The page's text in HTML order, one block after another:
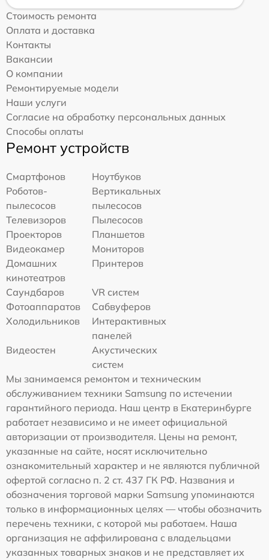
Стоимость ремонта
Оплата и доставка
Контакты
Вакансии
О компании
Ремонтируемые модели
Наши услуги
Согласие на обработку персональных данных
Способы оплаты
Ремонт устройств
Смартфонов
Ноутбуков
Роботов-
пылесосов
Вертикальных
пылесосов
Телевизоров
Пылесосов
Проекторов
Планшетов
Видеокамер
Мониторов
Домашних
кинотеатров
Принтеров
Саундбаров
VR систем
Фотоаппаратов
Сабвуферов
Холодильников
Интерактивных
панелей
Видеостен
Акустических
систем
Мы занимаемся ремонтом и техническим
обслуживанием техники Samsung по истечении
гарантийного периода. Наш центр в Екатеринбурге
работает независимо и не имеет официальной
авторизации от производителя. Цены на ремонт,
указанные на сайте, носят исключительно
ознакомительный характер и не являются публичной
офертой согласно п. 2 ст. 437 ГК РФ. Названия и
обозначения торговой марки Samsung упоминаются
только в информационных целях — чтобы обозначить
перечень техники, с которой мы работаем. Наша
организация не аффилирована с владельцами
указанных товарных знаков и не представляет их